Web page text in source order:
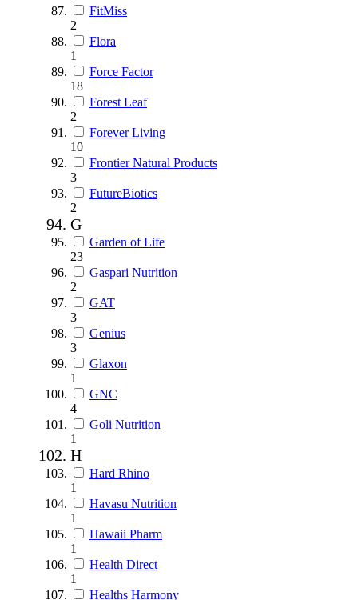
FitMiss
2
Flora
1
Force Factor
18
Forest Leaf
2
Forever Living
10
Frontier Natural Products
3
FutureBiotics
2
G
Garden of Life
23
Gaspari Nutrition
2
GAT
3
Genius
3
Glaxon
1
GNC
4
Goli Nutrition
1
H
Hard Rhino
1
Havasu Nutrition
1
Hawaii Pharm
1
Health Direct
1
Healths Harmony